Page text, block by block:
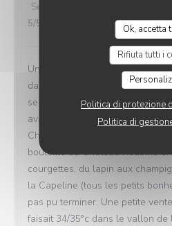
Ok, accetta
Rifiuta tutti i
Politica di protezione
Politica di
Servizio
5/5
Une bonne sortie de Nice, hier,
date à mon ancien village de
se trouve à Vescous. Bien reçu
avant de faire notre commande
Christelle est sortie afin de faire
bouteille du Chateau Roubine
courgettes, du lapin aux
la Capeline (tous les petits
pas pu terminer. Une petite
faisait 34/35°c dans le vallon de